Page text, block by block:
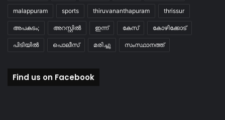
malappuram sports thiruvananthapuram thrissur
അപകടം; അറസ്റ്റിൽ ഇന്ന് കേസ് കോഴിക്കോട്
പിടിയിൽ പൊലീസ് മരിച്ചു സംസ്ഥാനത്ത്
Find us on Facebook